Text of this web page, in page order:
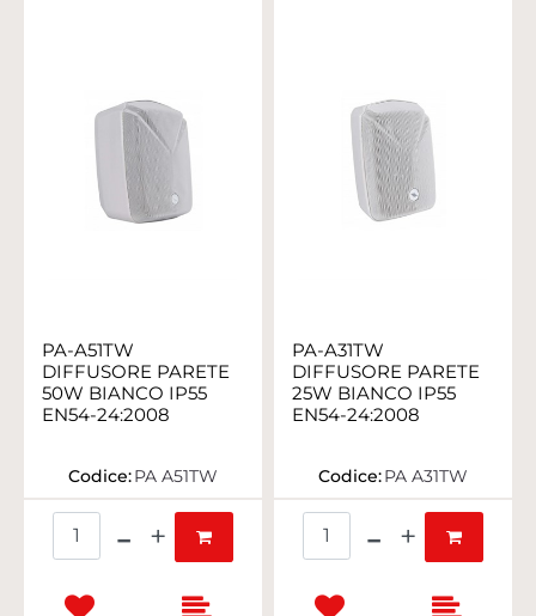
PA-A51TW
DIFFUSORE PARETE
50W BIANCO IP55
EN54-24:2008
Codice:PA A51TW
PA-A31TW
DIFFUSORE PARETE
25W BIANCO IP55
EN54-24:2008
Codice:PA A31TW